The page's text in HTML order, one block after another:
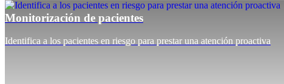
Monitorización de pacientes
Identifica a los pacientes en riesgo para prestar una atención proactiva